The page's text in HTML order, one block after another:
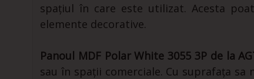
spațiul în care este utilizat. Acesta
elemente decorative.
Panoul MDF Polar White 3055 3P de la
sau în spații comerciale. Cu suprafața